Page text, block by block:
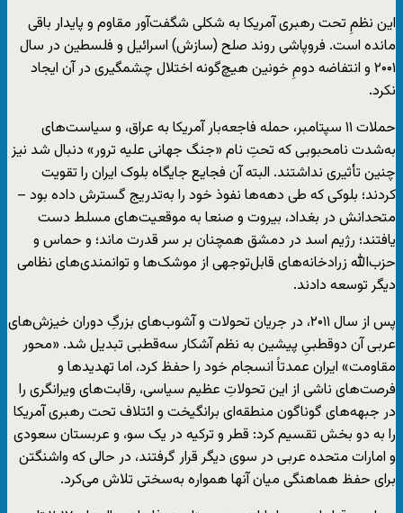
این نظمِ تحت رهبری آمریکا به شکلی شگفت‌آور مقاوم و پایدار باقی
مانده است. فروپاشی روند صلح (سازش) اسرائیل و فلسطین در سال
۲۰۰۱ و انتفاضه دومِ خونین هیچ‌گونه اختلال چشمگیری در آن ایجاد
نکرد.
حملات ۱۱ سپتامبر، حمله فاجعه‌بار آمریکا به عراق، و سیاست‌های
به‌شدت نامحبوبی که تحتِ نام «جنگ جهانی علیه ترور» دنبال شد نیز
چنین تأثیری نداشتند. البته آن فجایع جایگاه بلوک ایران را تقویت
کردند؛ بلوکی که طی دهه‌ها نفوذ خود را به‌تدریج گسترش داده بود –
متحدانش در بغداد، بیروت و صنعا به موقعیت‌های مسلط دست
یافتند؛ رژیم اسد در دمشق همچنان بر سر قدرت ماند؛ و حماس و
حزب‌الله زرادخانه‌های قابل‌توجهی از موشک‌ها و توانمندی‌های نظامی
دیگر توسعه دادند.
پس از سال ۲۰۱۱، در جریان تحولات و آشوب‌های بزرگِ دوران خیزش‌های
عربی آن دو‌قطبیِ پیشین به نظم آشکار سه‌قطبی تبدیل شد. «محور
مقاومت» ایران عمدتاً انسجام خود را حفظ کرد، اما تهدید‌ها و
فرصت‌های ناشی از این تحولاتِ عظیم سیاسی، رقابت‌های ویرانگری را
در جبهه‌های گوناگون منطقه‌ای برانگیخت و ائتلاف تحت رهبری آمریکا
را به دو بخش تقسیم کرد: قطر و ترکیه در یک سو، و عربستان سعودی
و امارات متحده عربی در سوی دیگر قرار گرفتند، در حالی که واشنگتن
برای حفظ هماهنگی میان آنها همواره به‌سختی تلاش می‌کرد.